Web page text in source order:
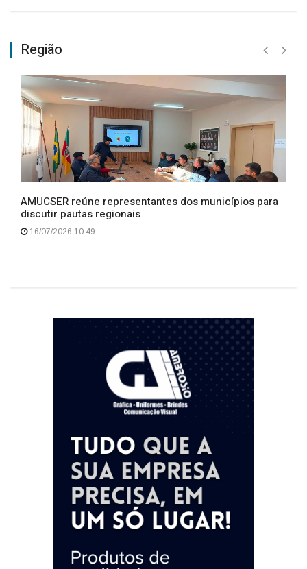
Região
AMUCSER reúne representantes dos municípios para
discutir pautas regionais
16/07/2026 10:49